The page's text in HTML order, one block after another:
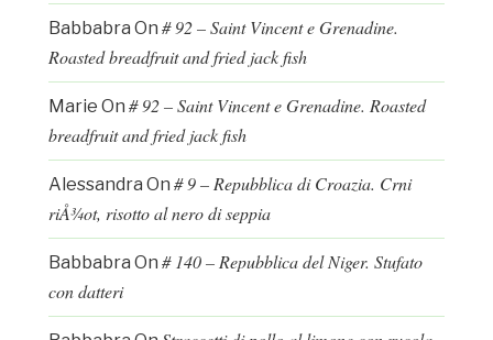
Babbabra On # 92 – Saint Vincent e Grenadine.
Roasted breadfruit and fried jack fish
Marie On # 92 – Saint Vincent e Grenadine. Roasted
breadfruit and fried jack fish
Alessandra On # 9 – Repubblica di Croazia. Crni
riÅ¾ot, risotto al nero di seppia
Babbabra On # 140 – Repubblica del Niger. Stufato
con datteri